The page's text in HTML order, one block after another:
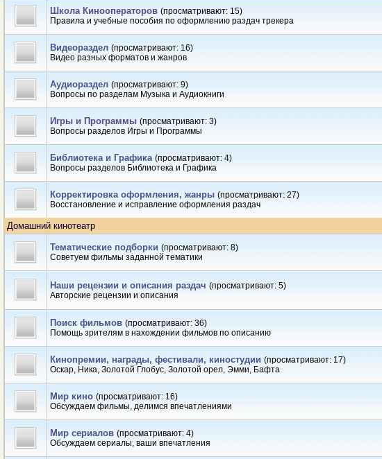
Школа Кинооператоров (просматривают: 15)
Правила и учебные пособия по оформлению раздач трекера
Видеораздел (просматривают: 16)
Видео разных форматов и жанров
Аудиораздел (просматривают: 9)
Вопросы по разделам Музыка и Аудиокниги
Игры и Программы (просматривают: 3)
Вопросы разделов Игры и Программы
Библиотека и Графика (просматривают: 4)
Вопросы разделов Библиотека и Графика
Корректировка оформления, жанры (просматривают: 27)
Восстановление и исправление оформления раздач
Домашний кинотеатр
Тематические подборки (просматривают: 8)
Советуем фильмы заданной тематики
Наши рецензии и описания раздач (просматривают: 5)
Авторские рецензии и описания
Поиск фильмов (просматривают: 36)
Помощь зрителям в нахождении фильмов по описанию
Кинопремии, награды, фестивали, киностудии (просматривают: 17)
Оскар, Ника, Золотой Глобус, Золотой орел, Эмми, Бафта
Мир кино (просматривают: 16)
Обсуждаем фильмы, делимся впечатлениями
Мир сериалов (просматривают: 4)
Обсуждаем сериалы, ваши впечатления